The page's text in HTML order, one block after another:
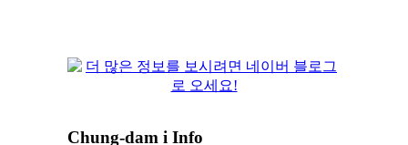
Chung-dam i Info